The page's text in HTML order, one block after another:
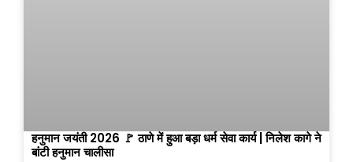
हनुमान जयंती 2026 🚩 ठाणे में हुआ बड़ा धर्म सेवा कार्य | निलेश कागे ने
बांटी हनुमान चालीसा